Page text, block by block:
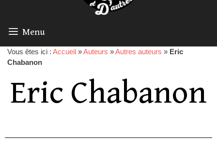
Menu
Vous êtes ici : Accueil »Auteurs »Autres auteurs » Eric
Chabanon
Eric Chabanon